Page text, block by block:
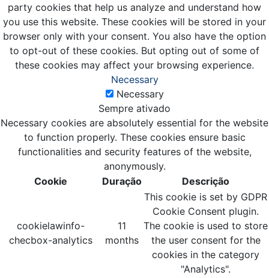
party cookies that help us analyze and understand how
you use this website. These cookies will be stored in your
browser only with your consent. You also have the option
to opt-out of these cookies. But opting out of some of
these cookies may affect your browsing experience.
Necessary
Necessary
Sempre ativado
Necessary cookies are absolutely essential for the website
to function properly. These cookies ensure basic
functionalities and security features of the website,
anonymously.
Cookie
Duração Descrição
cookielawinfo-
checbox-analytics
11
months
This cookie is set by GDPR
Cookie Consent plugin.
The cookie is used to store
the user consent for the
cookies in the category
"Analytics".